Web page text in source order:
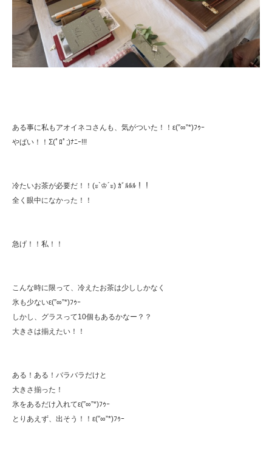
ある事に私もアオイネコさんも、気がついた！！ε(”∞”*)ﾌｩｰ
やばい！！Σ(ﾟﾛﾟ;)ﾅﾆｰ!!!
冷たいお茶が必要だ！！(ะ`♔´ะ) ｶﾞﾙﾙﾙ！！
全く眼中になかった！！
急げ！！私！！
こんな時に限って、冷えたお茶は少ししかなく
氷も少ないε(”∞”*)ﾌｩｰ
しかし、グラスって10個もあるかなー？？
大きさは揃えたい！！
ある！ある！バラバラだけと
大きさ揃った！
氷をあるだけ入れてε(”∞”*)ﾌｩｰ
とりあえず、出そう！！ε(”∞”*)ﾌｩｰ